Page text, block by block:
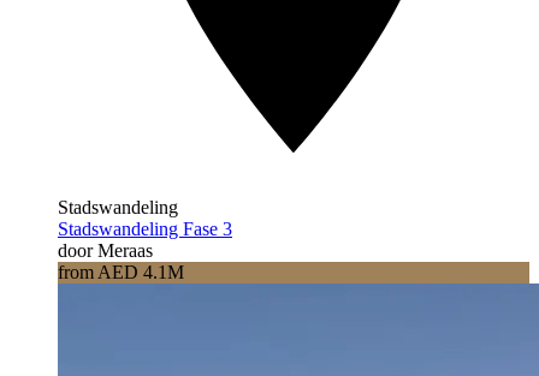
Stadswandeling
Stadswandeling Fase 3
door Meraas
from AED 4.1M